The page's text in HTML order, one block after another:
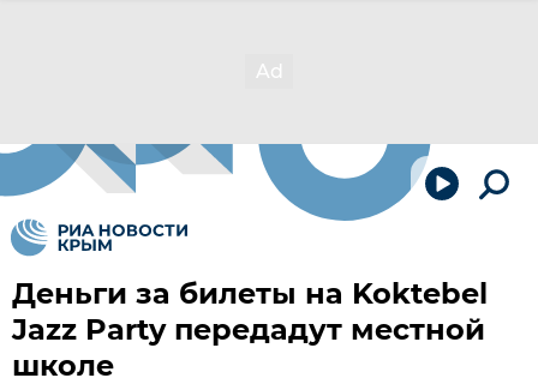
Деньги за билеты на Koktebel
Jazz Party передадут местной
школе